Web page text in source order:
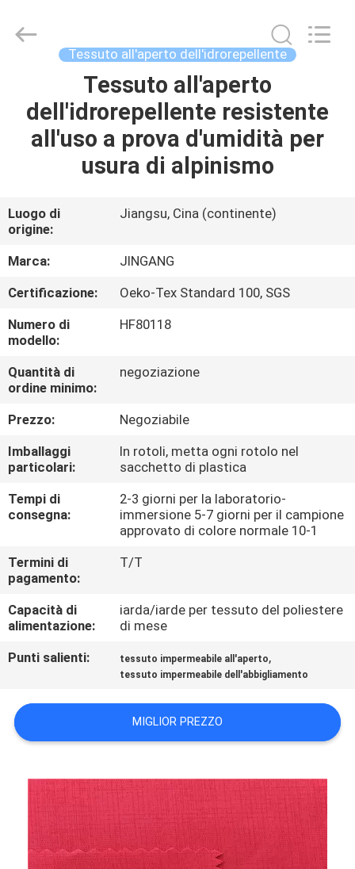
PRODOTTI
NOI
GIRO
DELLA
FABBRICA
CONTROLLO
DI
QUALITÀ
CONTATTICI
NOTIZIE
CASI
COMPANY
NEWS
MAPPA
DEL
PRIVACY
POLICY
Textile
Co.,Ltd.
Tessuto all'aperto dell'idrorepellente
Tessuto all'aperto
dell'idrorepellente resistente
all'uso a prova d'umidità per
usura di alpinismo
Luogo di
origine:
Jiangsu, Cina (continente)
Marca:
JINGANG
Certificazione:
Oeko-Tex Standard 100, SGS
Numero di
modello:
HF80118
Quantità di
ordine minimo:
negoziazione
Prezzo:
Negoziabile
Imballaggi
particolari:
In rotoli, metta ogni rotolo nel
sacchetto di plastica
Tempi di
consegna:
2-3 giorni per la laboratorio-
immersione 5-7 giorni per il campione
approvato di colore normale 10-1
Termini di
pagamento:
T/T
Capacità di
alimentazione:
iarda/iarde per tessuto del poliestere
di mese
Punti salienti:
tessuto impermeabile all'aperto,
tessuto impermeabile dell'abbigliamento
MIGLIOR PREZZO